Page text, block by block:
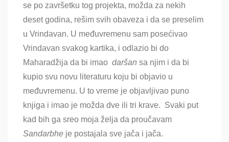
se po završetku tog projekta, možda za nekih
deset godina, rešim svih obaveza i da se preselim
u Vrindavan. U međuvremenu sam posećivao
Vrindavan svakog kartika, i odlazio bi do
Maharadžija da bi imao daršan sa njim i da bi
kupio svu novu literaturu koju bi objavio u
međuvremenu. U to vreme je objavljivao puno
knjiga i imao je možda dve ili tri krave. Svaki put
kad bih ga sreo moja želja da proučavam
Sandarbhe je postajala sve jača i jača.